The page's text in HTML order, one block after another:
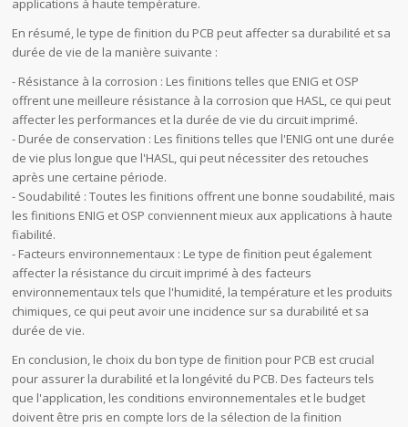
applications à haute température.
En résumé, le type de finition du PCB peut affecter sa durabilité et sa
durée de vie de la manière suivante :
- Résistance à la corrosion : Les finitions telles que ENIG et OSP
offrent une meilleure résistance à la corrosion que HASL, ce qui peut
affecter les performances et la durée de vie du circuit imprimé.
- Durée de conservation : Les finitions telles que l'ENIG ont une durée
de vie plus longue que l'HASL, qui peut nécessiter des retouches
après une certaine période.
- Soudabilité : Toutes les finitions offrent une bonne soudabilité, mais
les finitions ENIG et OSP conviennent mieux aux applications à haute
fiabilité.
- Facteurs environnementaux : Le type de finition peut également
affecter la résistance du circuit imprimé à des facteurs
environnementaux tels que l'humidité, la température et les produits
chimiques, ce qui peut avoir une incidence sur sa durabilité et sa
durée de vie.
En conclusion, le choix du bon type de finition pour PCB est crucial
pour assurer la durabilité et la longévité du PCB. Des facteurs tels
que l'application, les conditions environnementales et le budget
doivent être pris en compte lors de la sélection de la finition